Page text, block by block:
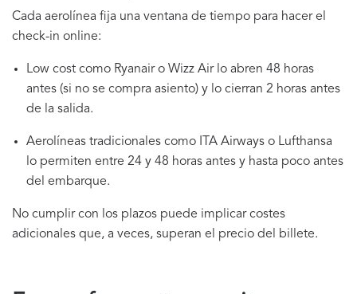
Cada aerolínea fija una ventana de tiempo para hacer el
check-in online:
Low cost como Ryanair o Wizz Air lo abren 48 horas
antes (si no se compra asiento) y lo cierran 2 horas antes
de la salida.
Aerolíneas tradicionales como ITA Airways o Lufthansa
lo permiten entre 24 y 48 horas antes y hasta poco antes
del embarque.
No cumplir con los plazos puede implicar costes
adicionales que, a veces, superan el precio del billete.